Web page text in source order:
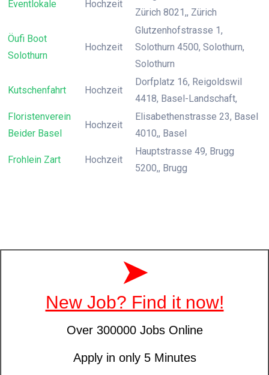
Eventlokale Hochzeit
Zürich 8021,, Zürich
Öufi Boot
Solothurn
Hochzeit
Glutzenhofstrasse 1,
Solothurn 4500, Solothurn,
Solothurn
Kutschenfahrt Hochzeit
Dorfplatz 16, Reigoldswil
4418, Basel-Landschaft,
Floristenverein
Beider Basel
Hochzeit
Elisabethenstrasse 23, Basel
4010,, Basel
Frohlein Zart Hochzeit
Hauptstrasse 49, Brugg
5200,, Brugg